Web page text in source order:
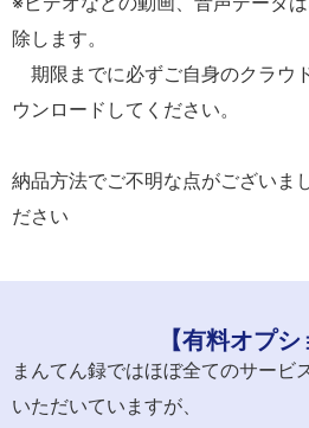
除します。
期限までに必ずご自身のクラウ
ウンロードしてください。
納品方法でご不明な点がございま
ださい
【有料オプシ
まんてん録ではほぼ全てのサービ
いただいていますが、